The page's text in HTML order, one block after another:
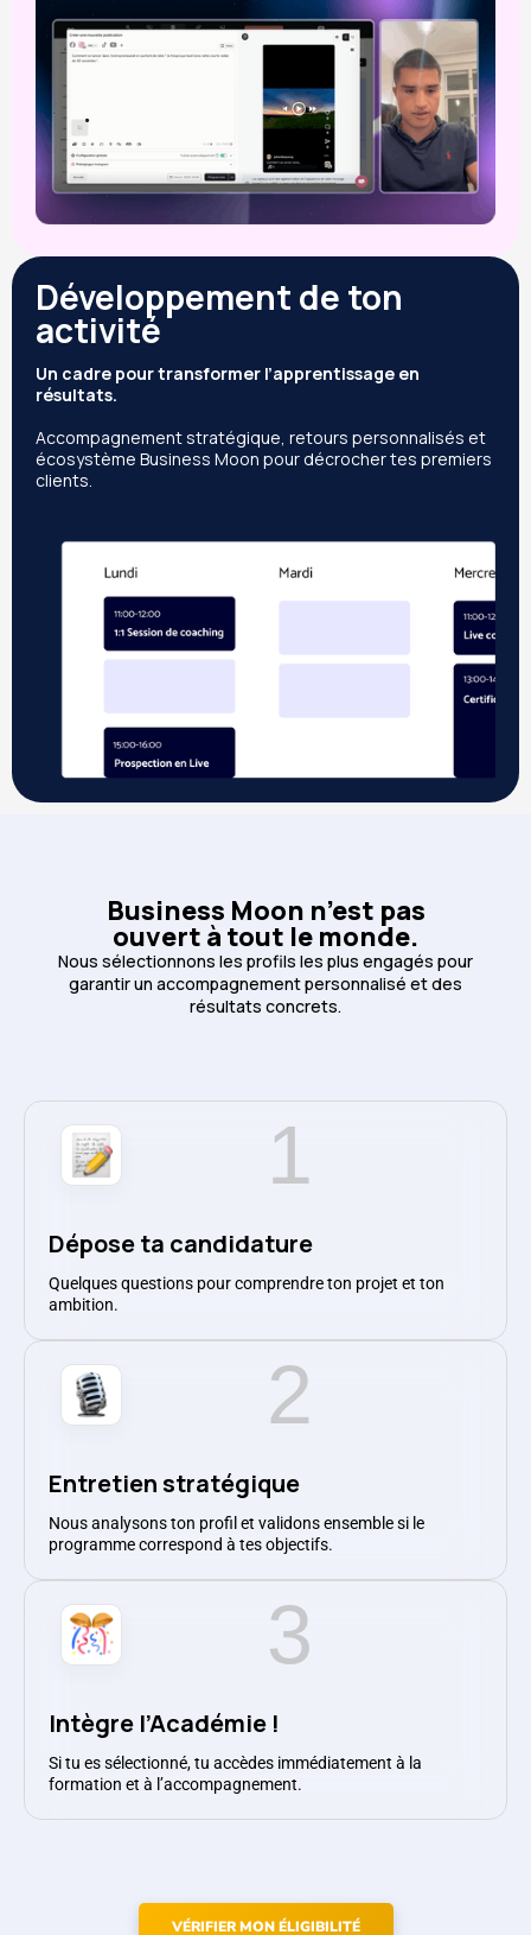
Développement de ton
activité
Un cadre pour transformer l’apprentissage en
résultats.
Accompagnement stratégique, retours personnalisés et
écosystème Business Moon pour décrocher tes premiers
clients.
Business Moon n’est pas
ouvert à tout le monde.
Nous sélectionnons les profils les plus engagés pour
garantir un accompagnement personnalisé et des
résultats concrets.
1
Dépose ta candidature
Quelques questions pour comprendre ton projet et ton
ambition.
2
Entretien stratégique
Nous analysons ton profil et validons ensemble si le
programme correspond à tes objectifs.
3
Intègre l’Académie !
Si tu es sélectionné, tu accèdes immédiatement à la
formation et à l’accompagnement.
VÉRIFIER MON ÉLIGIBILITÉ